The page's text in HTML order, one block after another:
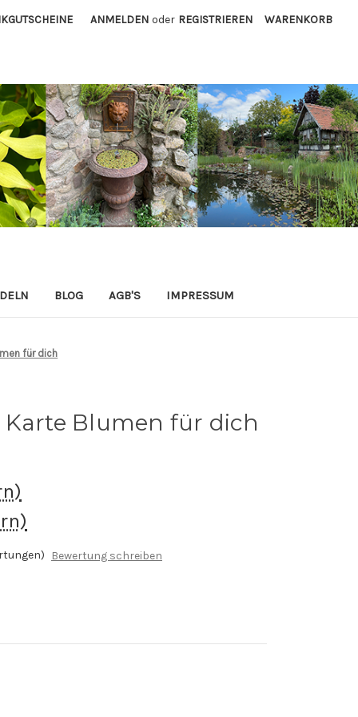
ANMELDEN oder REGISTRIEREN WARENKORB
BLOG AGB'S IMPRESSUM
für dich
Karte Blumen für dich
Bewertung schreiben